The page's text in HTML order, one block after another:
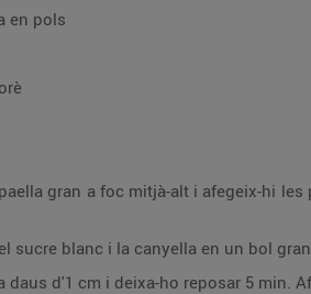
en pols
gran a foc mitjà-alt i afegeix-hi
sucre blanc i la canyella en un bol
daus d'1 cm i deixa-ho reposar 5 min.